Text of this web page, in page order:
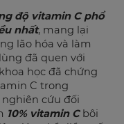
độ vitamin C phổ
nhất, mang lại
lão hóa và làm
đã quen với
học đã chứng
C trong
cứu đối
10% vitamin Cbôi